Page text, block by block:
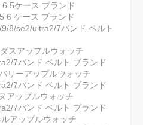
5ケース ブランド
6 ケース ブランド
8/se2/ultra2/7バンド ベルト
スアップルウォッチ
7バンド ベルト ブランド
リーアップルウォッチ
7バンド ベルト ブランド
アップルウォッチ
7バンド ベルト ブランド
アップルウォッチ